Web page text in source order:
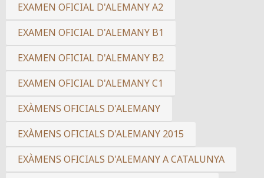
EXAMEN OFICIAL D'ALEMANY A2
EXAMEN OFICIAL D'ALEMANY B1
EXAMEN OFICIAL D'ALEMANY B2
EXAMEN OFICIAL D'ALEMANY C1
EXÀMENS OFICIALS D'ALEMANY
EXÀMENS OFICIALS D'ALEMANY 2015
EXÀMENS OFICIALS D'ALEMANY A CATALUNYA